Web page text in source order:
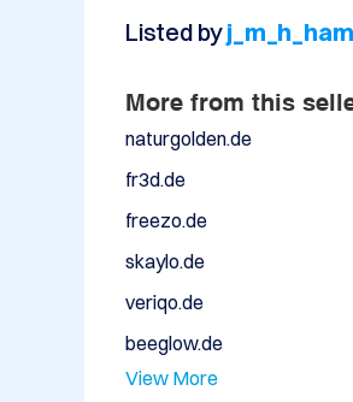
Listed by
More from this
naturgolden.de
fr3d.de
freezo.de
skaylo.de
veriqo.de
beeglow.de
View More